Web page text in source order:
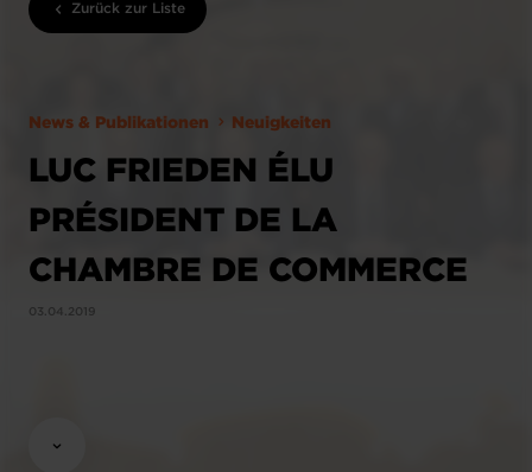
Zurück zur Liste
News & Publikationen Neuigkeiten
LUC FRIEDEN ÉLU
PRÉSIDENT DE LA
CHAMBRE DE COMMERCE
03.04.2019